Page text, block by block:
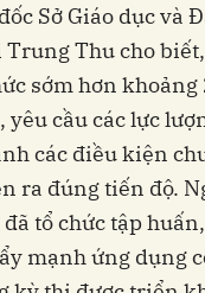
Sở Giáo dục và
Trung Thu cho
sớm hơn khoảng
yêu cầu các lực
các điều kiện
ra đúng tiến độ.
tổ chức tập
mạnh ứng dụng